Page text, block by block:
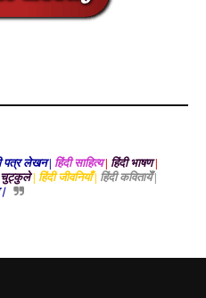
पत्र लेखन | हिंदी साहित्य| हिंदी भाषण|
चुट्कुले| हिंदी जीवनियाँ | हिंदी कवितायेँ |